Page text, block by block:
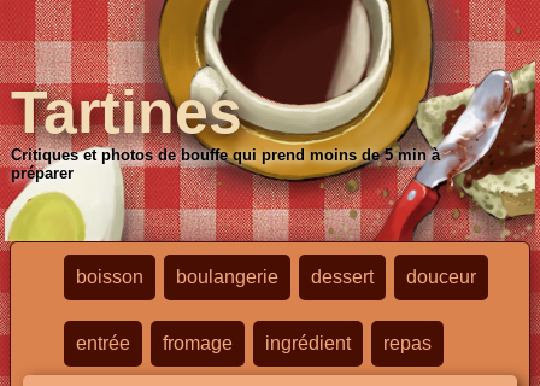
Tartines
Critiques et photos de bouffe qui prend moins de 5 min à
préparer
boisson boulangerie dessert douceur
entrée fromage ingrédient repas